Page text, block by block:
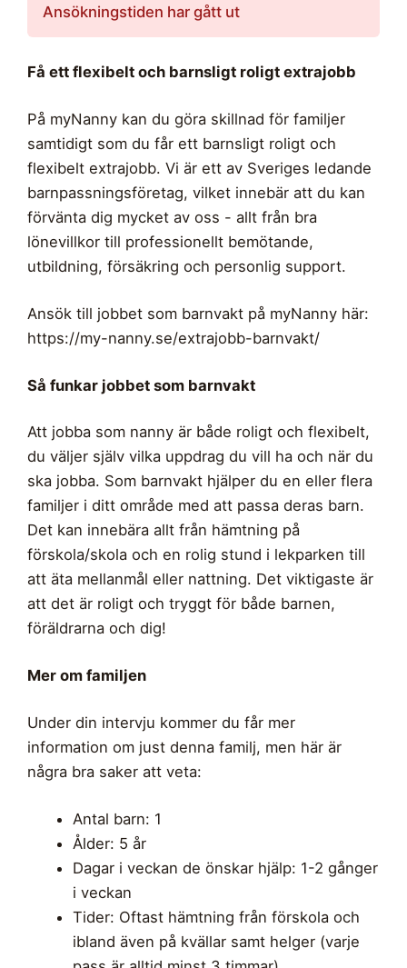
Ansökningstiden har gått ut
Få ett flexibelt och barnsligt roligt extrajobb
På myNanny kan du göra skillnad för familjer
samtidigt som du får ett barnsligt roligt och
flexibelt extrajobb. Vi är ett av Sveriges ledande
barnpassningsföretag, vilket innebär att du kan
förvänta dig mycket av oss - allt från bra
lönevillkor till professionellt bemötande,
utbildning, försäkring och personlig support.
Ansök till jobbet som barnvakt på myNanny här:
https://my-nanny.se/extrajobb-barnvakt/
Så funkar jobbet som barnvakt
Att jobba som nanny är både roligt och flexibelt,
du väljer själv vilka uppdrag du vill ha och när du
ska jobba. Som barnvakt hjälper du en eller flera
familjer i ditt område med att passa deras barn.
Det kan innebära allt från hämtning på
förskola/skola och en rolig stund i lekparken till
att äta mellanmål eller nattning. Det viktigaste är
att det är roligt och tryggt för både barnen,
föräldrarna och dig!
Mer om familjen
Under din intervju kommer du får mer
information om just denna familj, men här är
några bra saker att veta:
Antal barn: 1
Ålder: 5 år
Dagar i veckan de önskar hjälp: 1-2 gånger
i veckan
Tider: Oftast hämtning från förskola och
ibland även på kvällar samt helger (varje